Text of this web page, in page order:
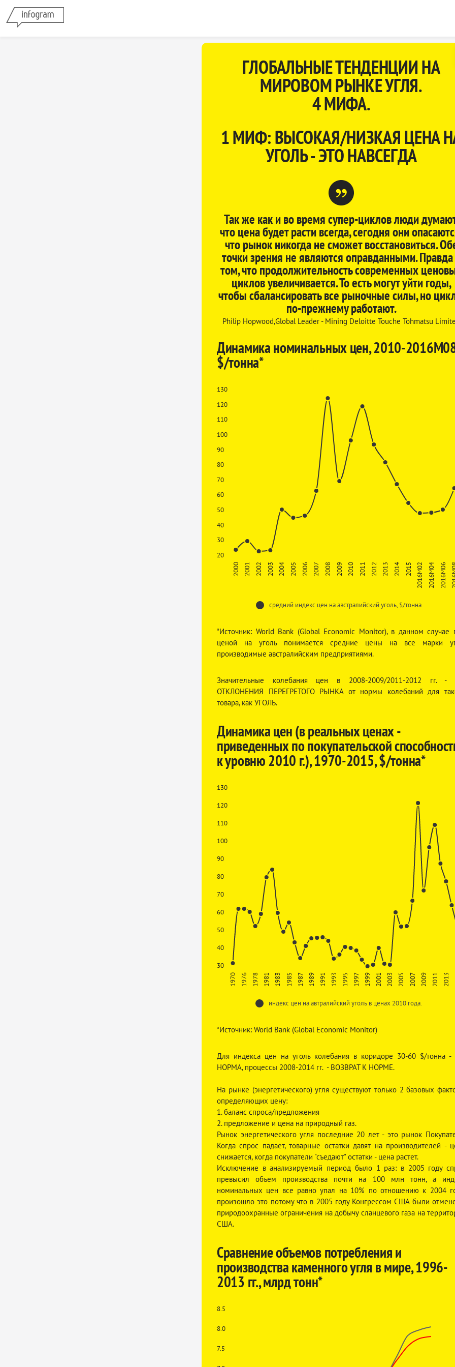
ГЛОБАЛЬНЫЕ ТЕНДЕНЦИИ НА
МИРОВОМ РЫНКЕ УГЛЯ.
4 МИФА.
1 МИФ: ВЫСОКАЯ/НИЗКАЯ ЦЕНА
УГОЛЬ - ЭТО НАВСЕГДА
Так же как и во время супер-циклов люди
что цена будет расти всегда, сегодня они
что рынок никогда не сможет восстановиться.
точки зрения не являются оправданными.
том, что продолжительность современных
циклов увеличивается. То есть могут уйти годы,
чтобы сбалансировать все рыночные силы, но
по-прежнему работают.
Philip Hopwood,Global Leader - Mining Deloitte Touche Tohmatsu
Динамика номинальных цен, 2010-
$/тонна*
20
30
40
50
60
70
80
90
100
110
120
130
2000 2001 2002 2003 2004 2005 2006 2007 2008 2009 2010 2011 2012 2013 2014 2015 2016M02 2016M04 2016M06
средний индекс цен на австралийский уголь, $/тонна
*Источник: World Bank (Global Economic Monitor), в данном случае
ценой на уголь понимается средние цены на все марки
производимые австралийским предприятиями.
Значительные колебания цен в 2008-2009/2011-2012 гг. -
ОТКЛОНЕНИЯ ПЕРЕГРЕТОГО РЫНКА от нормы колебаний для
товара, как УГОЛЬ.
Динамика цен (в реальных ценах -
приведенных по покупательской
к уровню 2010 г.), 1970-2015, $/тонна*
30
40
50
60
70
80
90
100
110
120
130
1970 1976 1978 1981 1983 1985 1987 1989 1991 1993 1995 1997 1999 2001 2003 2005 2007 2009 2011 2013
индекс цен на автралийский уголь в ценах 2010 года.
*Источник: World Bank (Global Economic Monitor)
Для индекса цен на уголь колебания в коридоре 30-60 $/тонна -
НОРМА, процессы 2008-2014 гг. - ВОЗВРАТ К НОРМЕ.
На рынке (энергетического) угля существуют только 2 базовых
определяющих цену:
1. баланс спроса/предложения
2. предложение и цена на природный газ.
Рынок энергетического угля последние 20 лет - это рынок
Когда спрос падает, товарные остатки давят на производителей -
снижается, когда покупатели "съедают" остатки - цена растет.
Исключение в анализируемый период было 1 раз: в 2005 году
превысил объем производства почти на 100 млн тонн, а
номинальных цен все равно упал на 10% по отношению к 2004
произошло это потому что в 2005 году Конгрессом США были
природоохранные ограничения на добычу сланцевого газа на
США.
Сравнение объемов потребления и
производства каменного угля в мире, 1996-
2013 гг., млрд тонн*
7.5
8.0
8.5